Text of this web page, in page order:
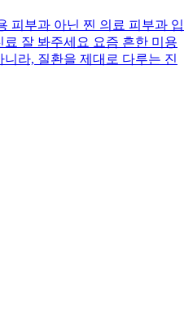
피부과 아닌 찐 의료 피부과 입
잘 봐주세요 요즘 흔한 미용
라, 질환을 제대로 다루는 진